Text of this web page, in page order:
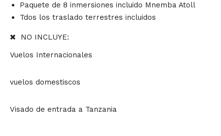
Paquete de 8 inmersiones incluido Mnemba Atoll
Tdos los traslado terrestres incluidos
NO INCLUYE:
Vuelos Internacionales
vuelos domestiscos
Visado de entrada a Tanzania